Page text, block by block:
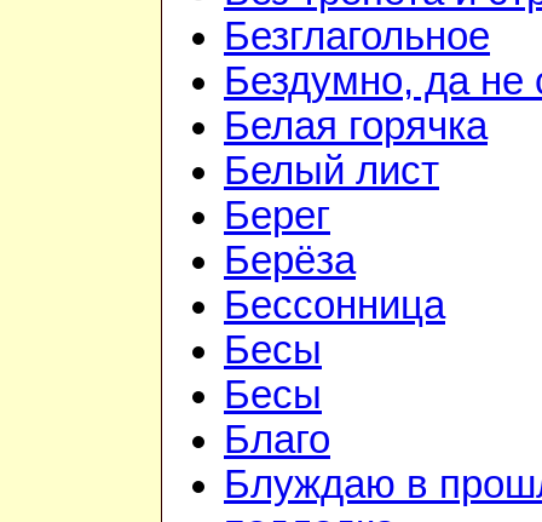
Безглагольное
Бездумно, да не
Белая горячка
Белый лист
Берег
Берёза
Бессонница
Бесы
Бесы
Благо
Блуждаю в